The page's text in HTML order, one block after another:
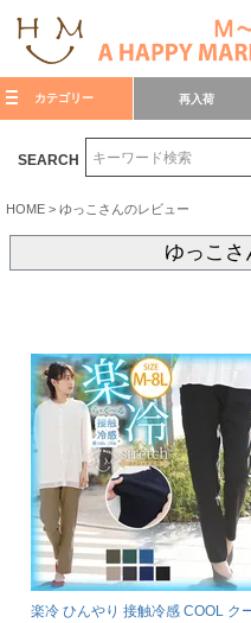
カテゴリー 再入荷
SEARCH
HOME ゆっこさんのレビュー
ゆっこさ
楽冷 ひんやり 接触冷感 COOL ク